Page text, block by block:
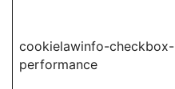
cookielawinfo-checkbox-
performance